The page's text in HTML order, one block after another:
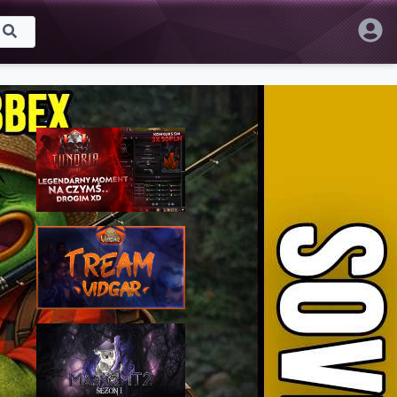
Proponowane
TUNDRIA RUBY #07 - 95% NA
WEJŚCIE? MAMY PIERWSZE
SPALENIE XD
TreamProduction
170 wyświetleń • 15 LIP 2025
NERWOWA LOTERIA PREMIUM I
PRÓBA WĘDKI NA +9 - [#23]
METIN2 VIDGAR.PL
TreamProduction
105 wyświetleń • 10 KWI 2021
MasnoMT2 #1 - Początek gry,
autobuff, pierwszy dungeon,
system łowienia i górnictwa!
Bubbex